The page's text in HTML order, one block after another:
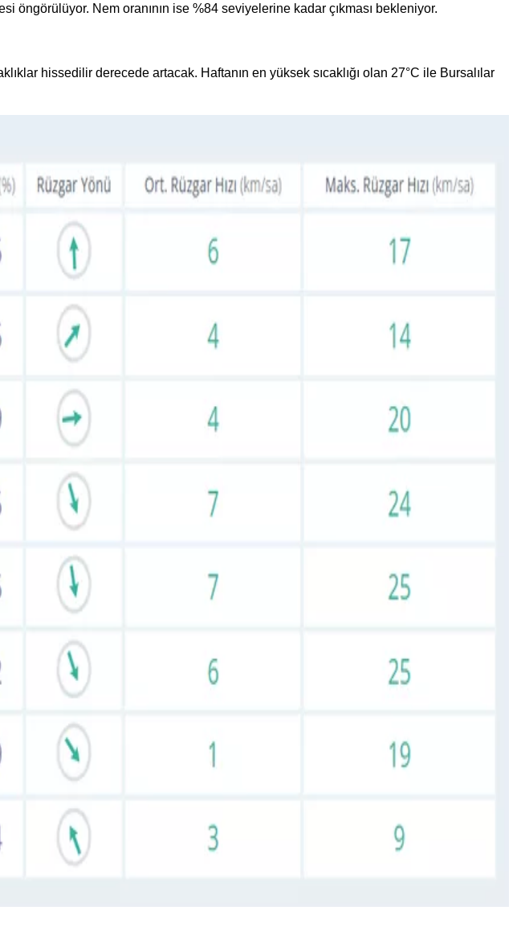
öngörülüyor. Nem oranının ise %84 seviyelerine kadar çıkması bekleniyor.
hissedilir derecede artacak. Haftanın en yüksek sıcaklığı olan 27°C ile Bursalılar